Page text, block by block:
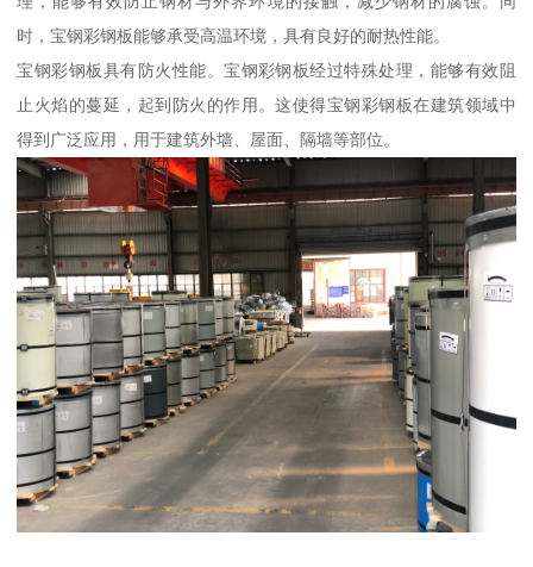
时，宝钢彩钢板能够承受高温环境，具有良好的耐热性能。
宝钢彩钢板具有防火性能。宝钢彩钢板经过特殊处理，能够有效阻
止火焰的蔓延，起到防火的作用。这使得宝钢彩钢板在建筑领域中
得到广泛应用，用于建筑外墙、屋面、隔墙等部位。